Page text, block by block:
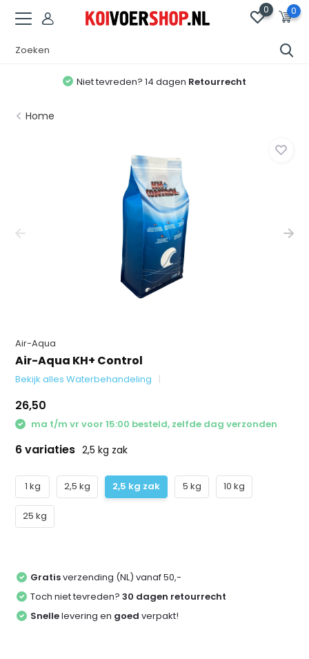
0 0
Niet tevreden? 14 dagen Retourrecht
Home
Air-Aqua
Air-Aqua KH+ Control
Bekijk alles Waterbehandeling
26,50
ma t/m vr voor 15:00 besteld, zelfde dag verzonden
6 variaties 2,5 kg zak
1 kg 2,5 kg 2,5 kg zak 5 kg 10 kg
25 kg
Gratisverzending (NL) vanaf 50,-
Toch niet tevreden?30 dagen retourrecht
Snellelevering en goed verpakt!